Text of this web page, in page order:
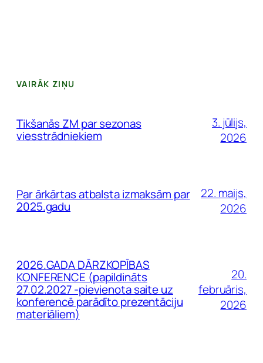
VAIRĀK ZIŅU
Tikšanās ZM par sezonas
viesstrādniekiem
3. jūlijs,
2026
Par ārkārtas atbalsta izmaksām par
2025.gadu
22. maijs,
2026
2026.GADA DĀRZKOPĪBAS
KONFERENCE (papildināts
27.02.2027 -pievienota saite uz
konferencē parādīto prezentāciju
materiāliem)
20.
februāris,
2026